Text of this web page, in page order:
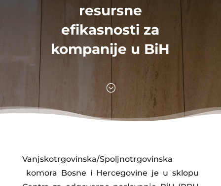
resursne
efikasnosti za
kompanije u BiH
;
Vanjskotrgovinska/Spoljnotrgovinska
komora Bosne i Hercegovine je u sklopu